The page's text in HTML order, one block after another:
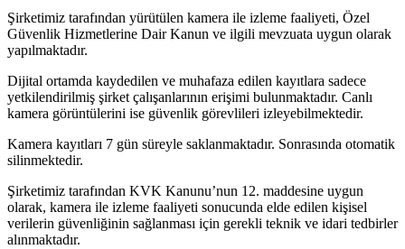
Şirketimiz tarafından yürütülen kamera ile izleme faaliyeti, Özel
Güvenlik Hizmetlerine Dair Kanun ve ilgili mevzuata uygun olarak
yapılmaktadır.
Dijital ortamda kaydedilen ve muhafaza edilen kayıtlara sadece
yetkilendirilmiş şirket çalışanlarının erişimi bulunmaktadır. Canlı
kamera görüntülerini ise güvenlik görevlileri izleyebilmektedir.
Kamera kayıtları 7 gün süreyle saklanmaktadır. Sonrasında otomatik
silinmektedir.
Şirketimiz tarafından KVK Kanunu’nun 12. maddesine uygun
olarak, kamera ile izleme faaliyeti sonucunda elde edilen kişisel
verilerin güvenliğinin sağlanması için gerekli teknik ve idari tedbirler
alınmaktadır.